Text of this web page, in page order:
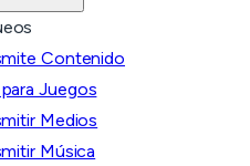
Contenido
Juegos
Medios
Música